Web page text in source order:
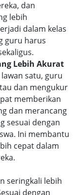
dan
lebih
dalam kelas
guru harus
Lebih Akurat
satu, guru
dan mengukur
memberikan
dan merancang
sesuai dengan
Ini membantu
cepat dalam
seringkali lebih
dengan